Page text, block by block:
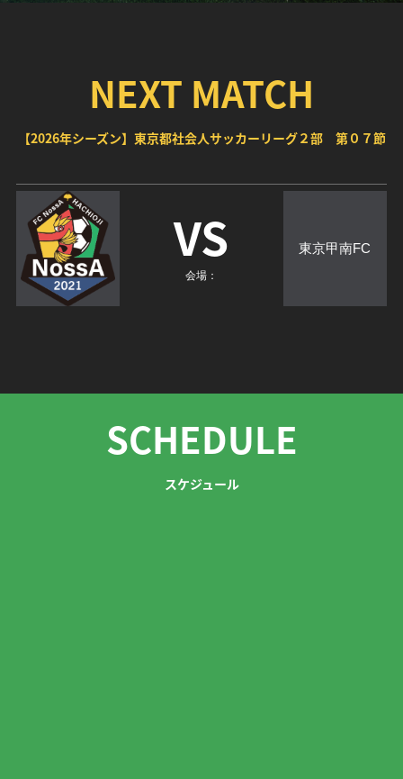
NEXT MATCH
【2026年シーズン】東京都社会人サッカーリーグ２部 第０７節
VS
会場：
東京甲南FC
SCHEDULE
スケジュール